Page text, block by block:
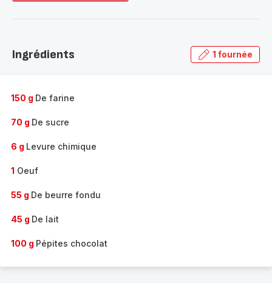
gamme
Ingrédients 1 fournée
150 g De farine
70 g De sucre
6 g Levure chimique
1 Oeuf
55 g De beurre fondu
45 g De lait
100 g Pépites chocolat